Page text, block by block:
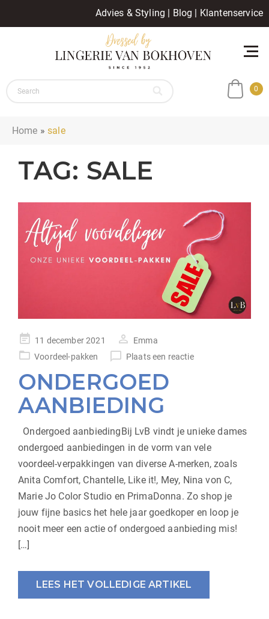
Advies & Styling | Blog | Klantenservice
0
Home »sale
TAG: SALE
geplaatst
op
11 december 2021
Emma
Voordeel-pakken
Plaats een reactie
ONDERGOED
AANBIEDING
Ondergoed aanbiedingBij LvB vindt je unieke dames
ondergoed aanbiedingen in de vorm van vele
voordeel-verpakkingen van diverse A-merken, zoals
Anita Comfort, Chantelle, Like it!, Mey, Nina von C,
Marie Jo Color Studio en PrimaDonna. Zo shop je
jouw fijne basics het hele jaar goedkoper en loop je
nooit meer een actie of ondergoed aanbieding mis!
[…]
LEES HET VOLLEDIGE ARTIKEL